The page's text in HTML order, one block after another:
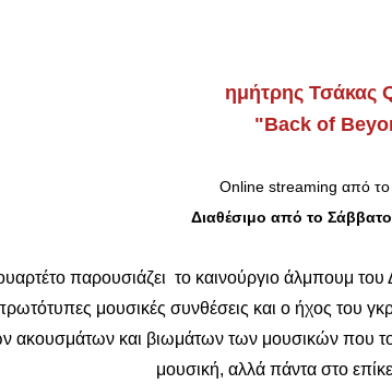
ημήτρης Τσάκας
"Back of
Online streaming από
Διαθέσιμο από το
παρουσιάζει το καινούργιο άλμπουμ
μουσικές συνθέσεις και ο ήχος του
ακουσμάτων και βιωμάτων των μουσικών που
μουσική, αλλά πάντα στο